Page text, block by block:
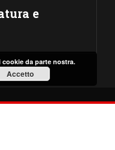
e
da parte nostra.
Accetto